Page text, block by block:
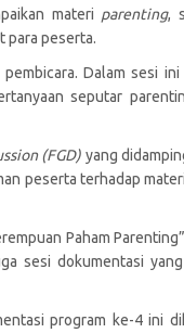
materi parenting,
para peserta.
Dalam sesi
seputar
(FGD) yang
peserta terhadap
Paham
sesi dokumentasi
program ke-4 ini